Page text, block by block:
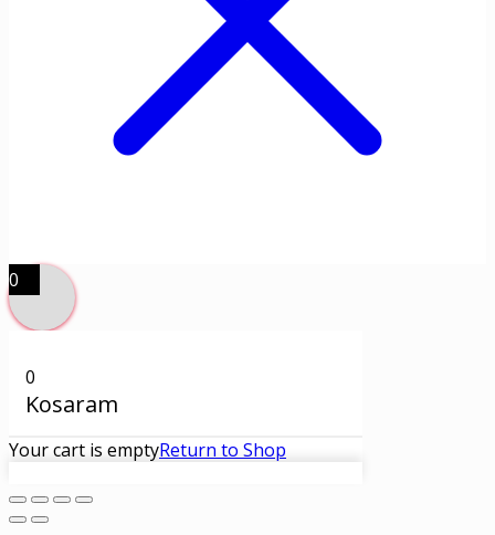
0
0
Kosaram
Your cart is emptyReturn to Shop